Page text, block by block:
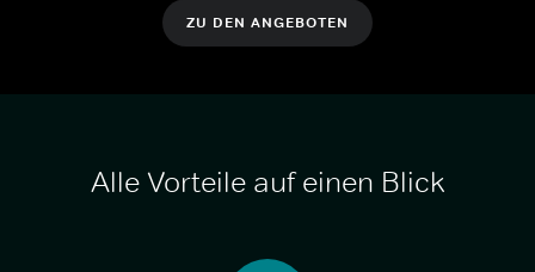
ZU DEN ANGEBOTEN
Alle Vorteile auf einen Blick